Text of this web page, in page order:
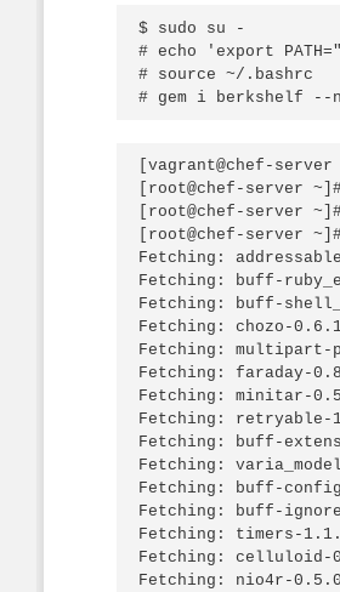
$ sudo su -
# echo 'export
# source ~/.bashrc
[vagrant@chef-
[root@chef-server
[root@chef-server
[root@chef-server
Fetching:
Fetching: buff-
Fetching: buff-
Fetching: chozo-
Fetching: multipart-
Fetching: faraday-
Fetching: minitar-
Fetching: retryable-
Fetching: buff-
Fetching:
Fetching: buff-
Fetching: buff-
Fetching: timers-
Fetching: celluloid-
Fetching: nio4r-